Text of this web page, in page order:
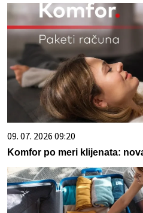
09. 07. 2026 09:20
Komfor po meri klijenata: